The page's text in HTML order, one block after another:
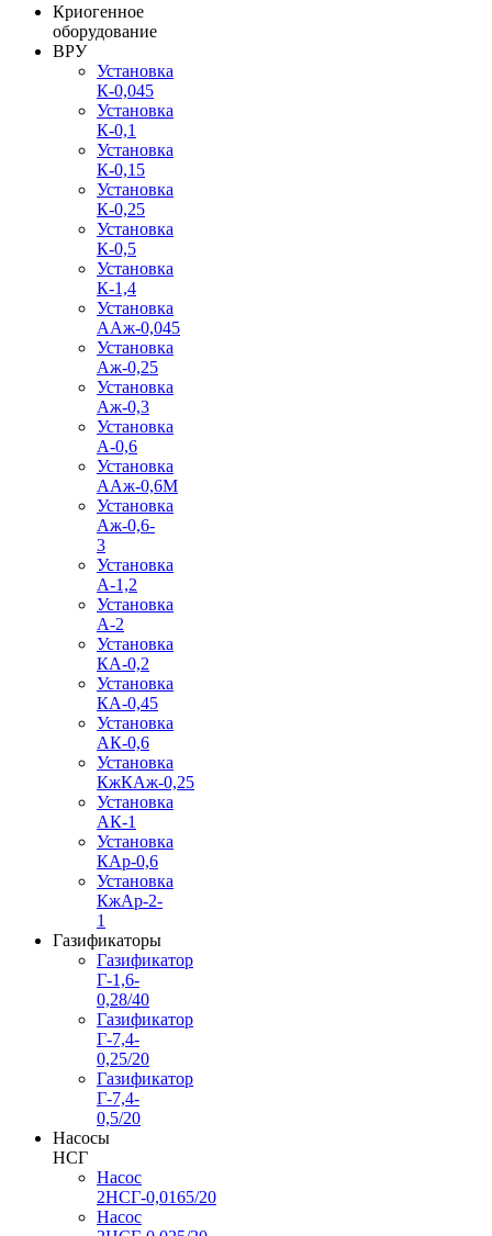
Криогенное
оборудование
ВРУ
Установка
К-0,045
Установка
К-0,1
Установка
К-0,15
Установка
К-0,25
Установка
К-0,5
Установка
К-1,4
Установка
ААж-0,045
Установка
Аж-0,25
Установка
Аж-0,3
Установка
А-0,6
Установка
ААж-0,6М
Установка
Аж-0,6-
3
Установка
А-1,2
Установка
А-2
Установка
КА-0,2
Установка
КА-0,45
Установка
АК-0,6
Установка
КжКАж-0,25
Установка
АК-1
Установка
КАр-0,6
Установка
КжАр-2-
1
Газификаторы
Газификатор
Г-1,6-
0,28/40
Газификатор
Г-7,4-
0,25/20
Газификатор
Г-7,4-
0,5/20
Насосы
НСГ
Насос
2НСГ-0,0165/20
Насос